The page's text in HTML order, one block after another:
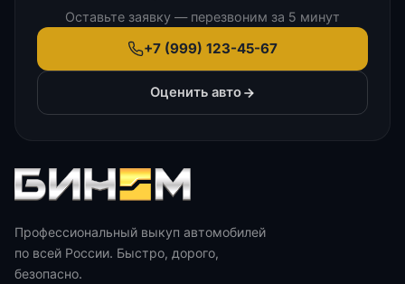
Оставьте заявку — перезвоним за 5 минут
+7 (999) 123-45-67
Оценить авто
Профессиональный выкуп автомобилей
по всей России. Быстро, дорого,
безопасно.